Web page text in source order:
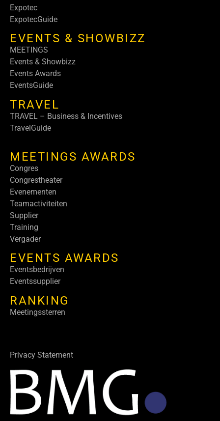
Expotec
ExpotecGuide
EVENTS & SHOWBIZZ
MEETINGS
Events & Showbizz
Events Awards
EventsGuide
TRAVEL
TRAVEL – Business & Incentives
TravelGuide
MEETINGS AWARDS
Congres
Congrestheater
Evenementen
Teamactiviteiten
Supplier
Training
Vergader
EVENTS AWARDS
Eventsbedrijven
Eventssupplier
RANKING
Meetingssterren
Privacy Statement